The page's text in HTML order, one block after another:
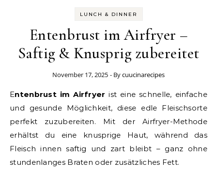
LUNCH & DINNER
Entenbrust im Airfryer –
Saftig & Knusprig zubereitet
November 17, 2025 - Bycuucinarecipes
Entenbrust im Airfryer ist eine schnelle, einfache
und gesunde Möglichkeit, diese edle Fleischsorte
perfekt zuzubereiten. Mit der Airfryer-Methode
erhältst du eine knusprige Haut, während das
Fleisch innen saftig und zart bleibt – ganz ohne
stundenlanges Braten oder zusätzliches Fett.